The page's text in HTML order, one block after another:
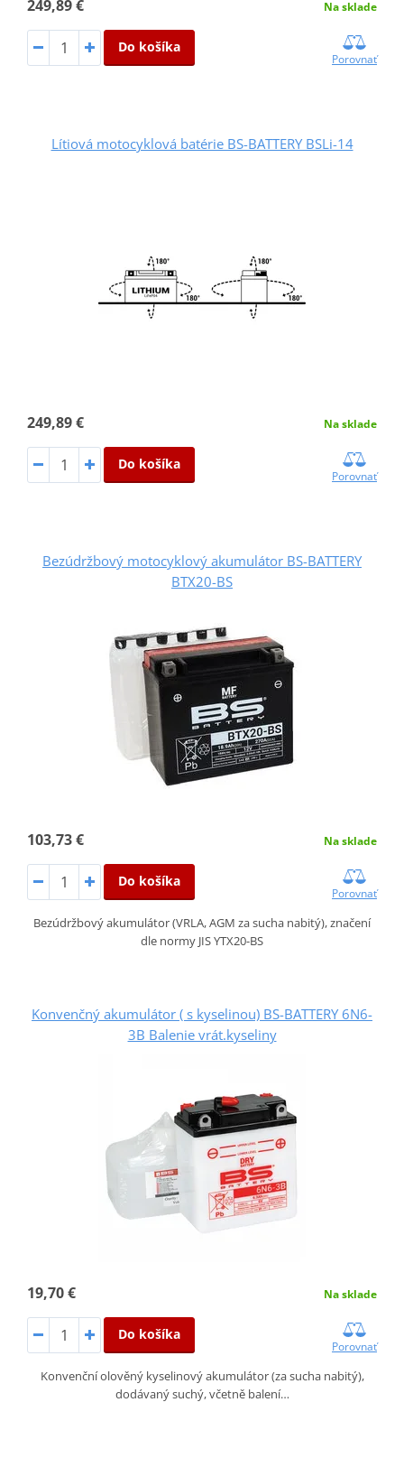
249,89 € Na sklade
Do košíka
Porovnať
Lítiová motocyklová batérie BS-BATTERY BSLi-14
249,89 € Na sklade
Do košíka
Porovnať
Bezúdržbový motocyklový akumulátor BS-BATTERY
BTX20-BS
103,73 € Na sklade
Do košíka
Porovnať
Bezúdržbový akumulátor (VRLA, AGM za sucha nabitý), značení
dle normy JIS YTX20-BS
Konvenčný akumulátor ( s kyselinou) BS-BATTERY 6N6-
3B Balenie vrát.kyseliny
19,70 € Na sklade
Do košíka
Porovnať
Konvenční olověný kyselinový akumulátor (za sucha nabitý),
dodávaný suchý, včetně balení…